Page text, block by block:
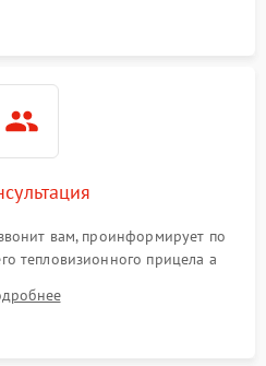
1500 ₽
1500 ₽ Подробнее →
вам, проинформирует по
тепловизионного прицела а